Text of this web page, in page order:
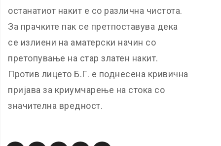
останатиот накит е со различна чистота.
За прачките пак се претпоставува дека
се излиени на аматерски начин со
претопување на стар златен накит.
Против лицето Б.Г. е поднесена кривична
пријава за криумчарење на стока со
значителна вредност.